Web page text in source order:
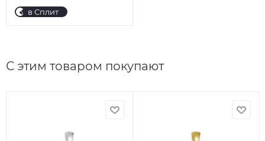
в Сплит
С этим товаром покупают